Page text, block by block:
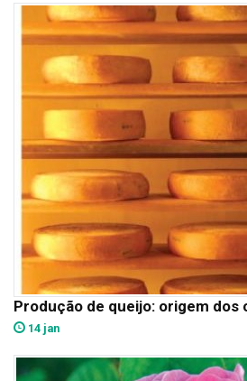
Produção de queijo: origem dos
14 jan